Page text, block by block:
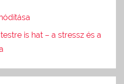
is hat – a stressz és a